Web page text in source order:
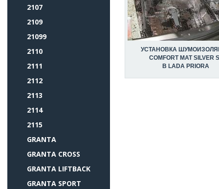
2107
2109
21099
2110
2111
2112
2113
2114
2115
GRANTA
GRANTA CROSS
GRANTA LIFTBACK
GRANTA SPORT
УСТАНОВКА
COMFORT MAT SILVER
В LADA PRIORA